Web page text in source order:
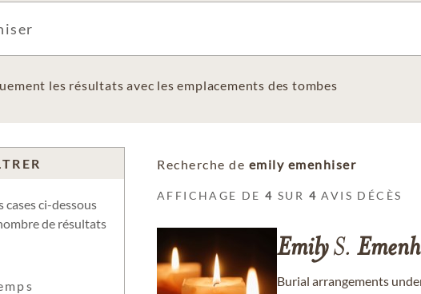
les résultats avec les emplacements des tombes
cases ci-dessous
de résultats
Recherche de emily emenhiser
AFFICHAGE DE4 SUR 4 AVIS DÉCÈS
EmilyS.
Burial arrangements